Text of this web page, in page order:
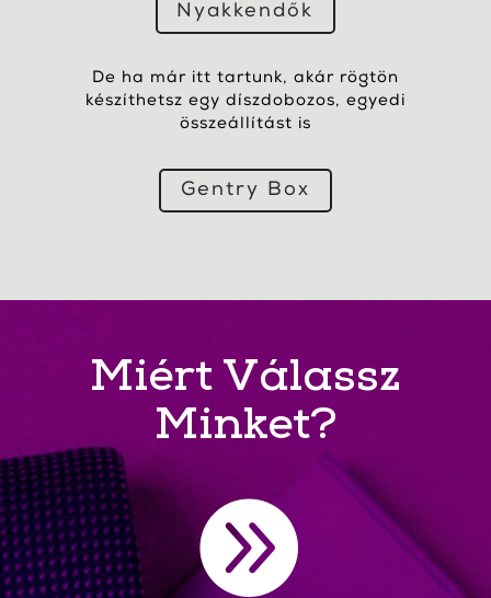
Nyakkendők
De ha már itt tartunk, akár rögtön
készíthetsz egy díszdobozos, egyedi
összeállítást is
Gentry Box
Miért Válassz
Minket?
